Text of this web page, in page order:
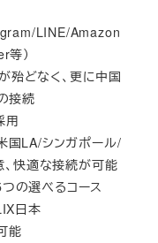
LINE/Amazon
）
殆どなく、更に中国
接続
用
国LA/シンガポール/
、快適な接続が可能
の選べるコース
日本
能